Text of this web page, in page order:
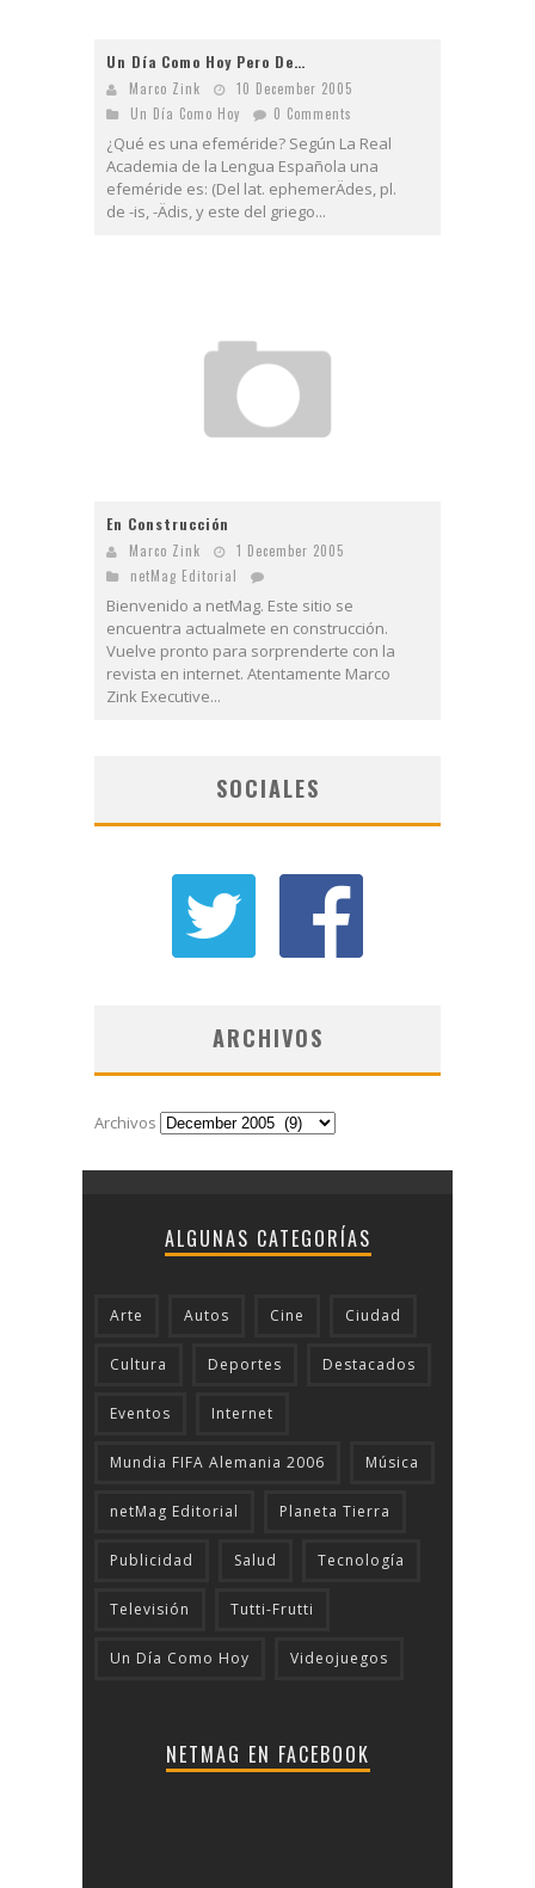
Un Día Como Hoy Pero De…
Marco Zink
10 December 2005
Un Día Como Hoy
0 Comments
¿Qué es una efeméride? Según La Real
Academia de la Lengua Española una
efeméride es: (Del lat. ephemerÄ­des, pl.
de -is, -Ä­dis, y este del griego...
En Construcción
Marco Zink
1 December 2005
netMag Editorial
Bienvenido a netMag. Este sitio se
encuentra actualmete en construcción.
Vuelve pronto para sorprenderte con la
revista en internet. Atentamente Marco
Zink Executive...
SOCIALES
ARCHIVOS
Archivos
ALGUNAS CATEGORÍAS
Arte Autos Cine Ciudad
Cultura Deportes Destacados
Eventos Internet
Mundia FIFA Alemania 2006 Música
netMag Editorial Planeta Tierra
Publicidad Salud Tecnologí­a
Televisión Tutti-Frutti
Un Día Como Hoy Videojuegos
NETMAG EN FACEBOOK